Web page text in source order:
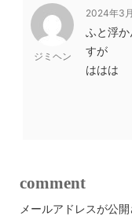
ジミヘン
2024年3
ふと浮
すが
ははは
comment
メールアドレスが公